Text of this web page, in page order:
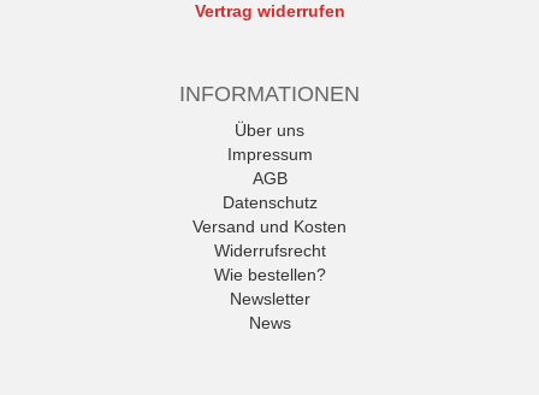
Vertrag widerrufen
INFORMATIONEN
Über uns
Impressum
AGB
Datenschutz
Versand und Kosten
Widerrufsrecht
Wie bestellen?
Newsletter
News